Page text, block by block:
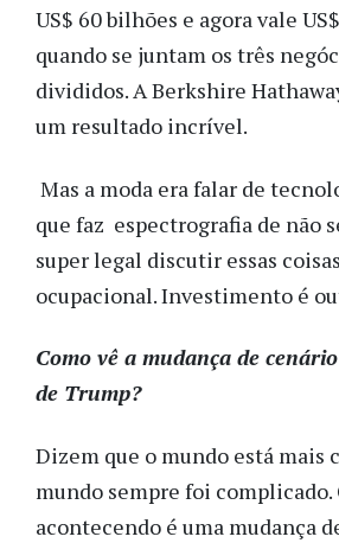
US$ 60 bilhões e agora vale
quando se juntam os três
divididos. A Berkshire
um resultado incrível.
Mas a moda era falar de
que faz espectrografia de não
super legal discutir essas
ocupacional. Investimento é
Como vê a mudança de
de Trump?
Dizem que o mundo está mais
mundo sempre foi complicado.
acontecendo é uma mudança